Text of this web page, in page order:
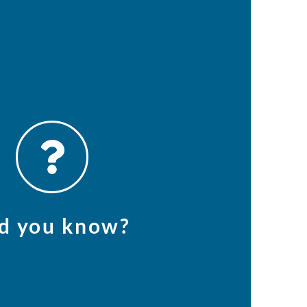
you know?
also take action!
saisir l'opportunité de modifier les
vers le bien commun.
FIND OUT HOW